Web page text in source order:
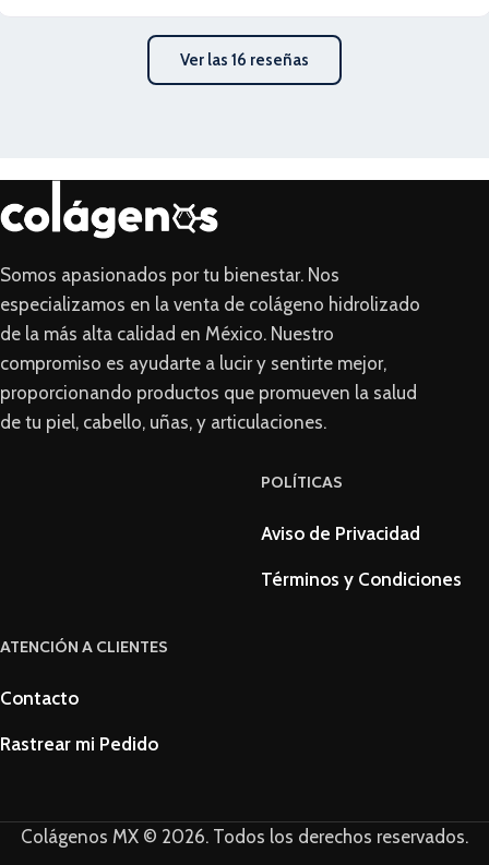
Ver las 16 reseñas
Somos apasionados por tu bienestar. Nos
especializamos en la venta de colágeno hidrolizado
de la más alta calidad en México. Nuestro
compromiso es ayudarte a lucir y sentirte mejor,
proporcionando productos que promueven la salud
de tu piel, cabello, uñas, y articulaciones.
POLÍTICAS
Aviso de Privacidad
Términos y Condiciones
ATENCIÓN A CLIENTES
Contacto
Rastrear mi Pedido
Colágenos MX © 2026. Todos los derechos reservados.